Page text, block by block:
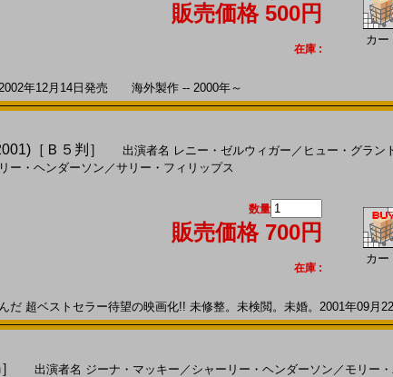
販売価格 500円
在庫 :
カー
年12月14日発売 海外製作 -- 2000年～
［Ｂ５判］ 出演者名 レニー・ゼルウィガー ／ ヒュー・グラン
ー・ヘンダーソン／サリー・フィリップス
数量
販売価格 700円
在庫 :
カー
だ 超ベストセラー待望の映画化!! 未修整。未検閲。未婚。2001年09
出演者名 ジーナ・マッキー ／ シャーリー・ヘンダーソン ／ モリー